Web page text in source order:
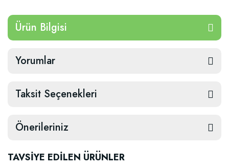
Ürün Bilgisi
Yorumlar
Taksit Seçenekleri
Önerileriniz
TAVSİYE EDİLEN ÜRÜNLER